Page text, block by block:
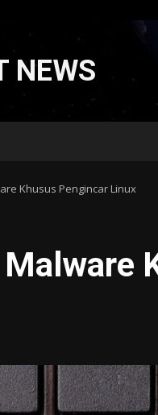
NEWS
Khusus Pengincar Linux